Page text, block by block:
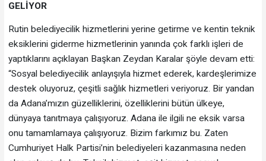
GELİYOR
Rutin belediyecilik hizmetlerini yerine getirme ve kentin teknik
eksiklerini giderme hizmetlerinin yanında çok farklı işleri de
yaptıklarını açıklayan Başkan Zeydan Karalar şöyle devam etti:
“Sosyal belediyecilik anlayışıyla hizmet ederek, kardeşlerimize
destek oluyoruz, çeşitli sağlık hizmetleri veriyoruz. Bir yandan
da Adana’mızın güzelliklerini, özelliklerini bütün ülkeye,
dünyaya tanıtmaya çalışıyoruz. Adana ile ilgili ne eksik varsa
onu tamamlamaya çalışıyoruz. Bizim farkımız bu. Zaten
Cumhuriyet Halk Partisi’nin belediyeleri kazanmasına neden